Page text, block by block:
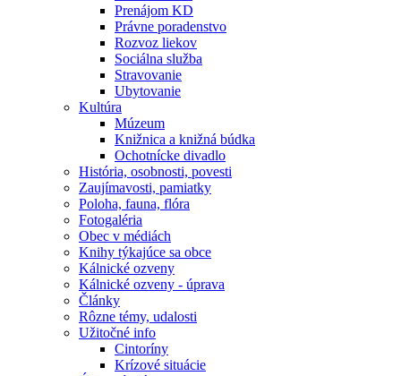
Prenájom KD
Právne poradenstvo
Rozvoz liekov
Sociálna služba
Stravovanie
Ubytovanie
Kultúra
Múzeum
Knižnica a knižná búdka
Ochotnícke divadlo
História, osobnosti, povesti
Zaujímavosti, pamiatky
Poloha, fauna, flóra
Fotogaléria
Obec v médiách
Knihy týkajúce sa obce
Kálnické ozveny
Kálnické ozveny - úprava
Články
Rôzne témy, udalosti
Užitočné info
Cintoríny
Krízové situácie